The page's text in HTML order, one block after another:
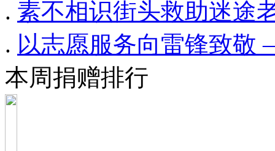
. 素不相识街头救助迷途
. 以志愿服务向雷锋致
本周捐赠排行